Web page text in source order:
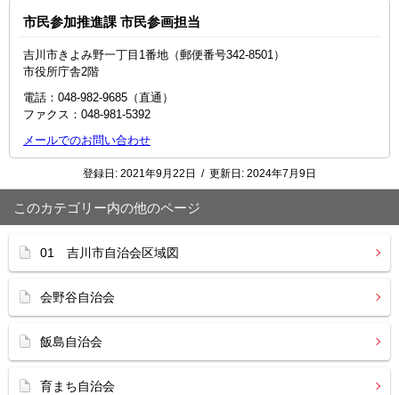
市民参加推進課 市民参画担当
吉川市きよみ野一丁目1番地（郵便番号342-8501）
市役所庁舎2階
電話：048-982-9685（直通）
ファクス：048‐981‐5392
メールでのお問い合わせ
登録日: 2021年9月22日 / 更新日: 2024年7月9日
このカテゴリー内の他のページ
01 吉川市自治会区域図
会野谷自治会
飯島自治会
育まち自治会